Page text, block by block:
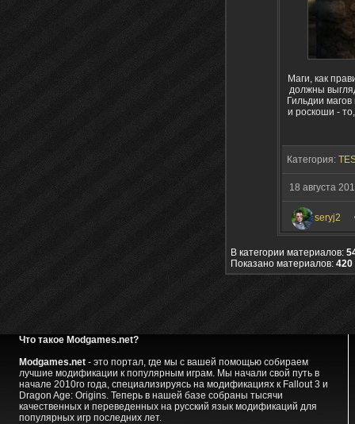
Маги, как
должны
Гильдии
и роскоши -
Категория:
18 августа
seryj2
В категории материалов:
Показано материалов: 420
Что такое Modgames.net?
Modgames.net- это портал, где мы с вашей помощью собираем
лучшие модификации к популярным играм. Мы начали свой путь в
начале 2010го года, специализируясь на модификациях к Fallout 3 и
Dragon Age: Origins. Теперь в нашей базе собраны тысячи
качественных и переведенных на русский язык модификаций для
популярных игр последних лет.